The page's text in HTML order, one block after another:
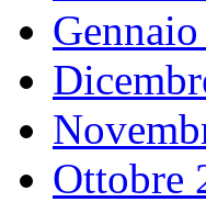
Ottobre